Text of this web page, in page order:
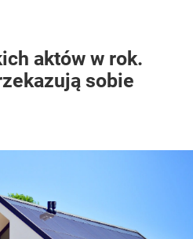
aktów w rok.
sobie